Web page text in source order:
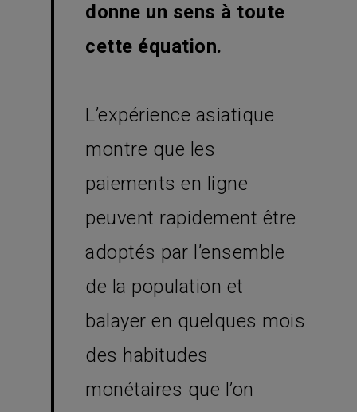
donne un sens à toute
cette équation.
L’expérience asiatique
montre que les
paiements en ligne
peuvent rapidement être
adoptés par l’ensemble
de la population et
balayer en quelques mois
des habitudes
monétaires que l’on